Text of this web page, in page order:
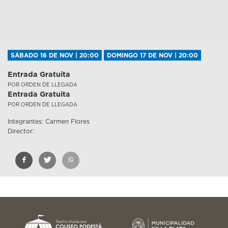
SÁBADO 16 DE NOV | 20:00 DOMINGO 17 DE NOV | 20:00
Entrada Gratuita
POR ORDEN DE LLEGADA
Entrada Gratuita
POR ORDEN DE LLEGADA
Integrantes: Carmen Flores
Director: